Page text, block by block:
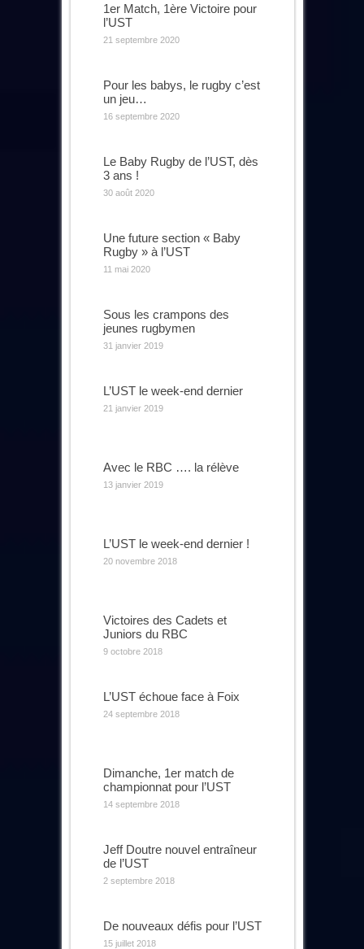
1er Match, 1ère Victoire pour
l’UST
21 septembre 2020
Pour les babys, le rugby c’est
un jeu…
16 septembre 2020
Le Baby Rugby de l’UST, dès
3 ans !
30 août 2020
Une future section « Baby
Rugby » à l’UST
11 mai 2020
Sous les crampons des
jeunes rugbymen
31 janvier 2019
L’UST le week-end dernier
21 janvier 2019
Avec le RBC …. la rélève
13 janvier 2019
L’UST le week-end dernier !
20 novembre 2018
Victoires des Cadets et
Juniors du RBC
9 octobre 2018
L’UST échoue face à Foix
24 septembre 2018
Dimanche, 1er match de
championnat pour l’UST
14 septembre 2018
Jeff Doutre nouvel entraîneur
de l’UST
2 septembre 2018
De nouveaux défis pour l’UST
15 juillet 2018